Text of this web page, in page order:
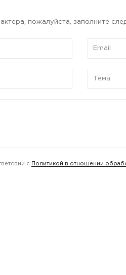
пожалуйста, заполните
с Политикой в отношении